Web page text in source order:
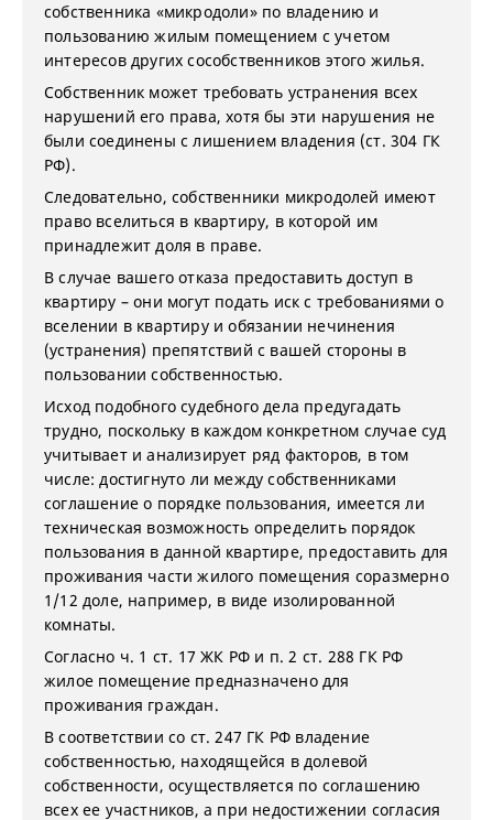
собственника «микродоли» по владению и
пользованию жилым помещением с учетом
интересов других сособственников этого жилья.
Собственник может требовать устранения всех
нарушений его права, хотя бы эти нарушения не
были соединены с лишением владения (ст. 304 ГК
РФ).
Следовательно, собственники микродолей имеют
право вселиться в квартиру, в которой им
принадлежит доля в праве.
В случае вашего отказа предоставить доступ в
квартиру – они могут подать иск с требованиями о
вселении в квартиру и обязании нечинения
(устранения) препятствий с вашей стороны в
пользовании собственностью.
Исход подобного судебного дела предугадать
трудно, поскольку в каждом конкретном случае суд
учитывает и анализирует ряд факторов, в том
числе: достигнуто ли между собственниками
соглашение о порядке пользования, имеется ли
техническая возможность определить порядок
пользования в данной квартире, предоставить для
проживания части жилого помещения соразмерно
1/12 доле, например, в виде изолированной
комнаты.
Согласно ч. 1 ст. 17 ЖК РФ и п. 2 ст. 288 ГК РФ
жилое помещение предназначено для
проживания граждан.
В соответствии со ст. 247 ГК РФ владение
собственностью, находящейся в долевой
собственности, осуществляется по соглашению
всех ее участников, а при недостижении согласия